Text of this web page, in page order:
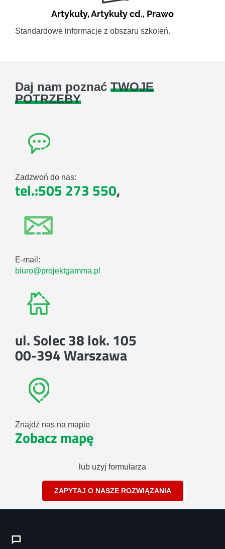
Artykuły,Artykuły cd., Prawo
Standardowe informacje z obszaru szkoleń.
Daj nam poznać TWOJE
POTRZEBY
Zadzwoń do nas:
tel.:505 273 550,
E-mail:
biuro@projektgamma.pl
ul. Solec 38 lok. 105
00-394 Warszawa
Znajdź nas na mapie
Zobacz mapę
lub użyj formularza
ZAPYTAJ O NASZE ROZWIĄZANIA